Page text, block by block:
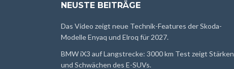
NEUSTE BEITRÄGE
Das Video zeigt neue Technik-Features der Skoda-
Modelle Enyaq und Elroq für 2027.
BMW iX3 auf Langstrecke: 3000 km Test zeigt Stärken
und Schwächen des E-SUVs.